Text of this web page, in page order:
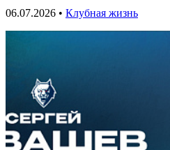
06.07.2026 • Клубная жизнь